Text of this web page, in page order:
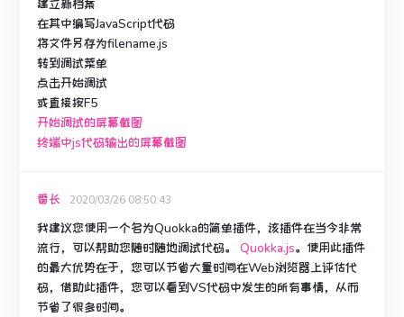
建立新档案
在其中编写JavaScript代码
将文件另存为filename.js
转到调试菜单
点击开始调试
或直接按F5
开始调试的屏幕截图
终端中js代码输出的屏幕截图
番长 2020/03/26 08:50:43
我建议您使用一个名为Quokka的简单插件，该插件在当今非常
流行，可以帮助您随时随地调试代码。 Quokka.js。 使用此插件
的最大优势在于，您可以节省大量时间在Web浏览器上评估代
码，借助此插件，您可以看到VS代码中发生的所有事情，从而
节省了很多时间。